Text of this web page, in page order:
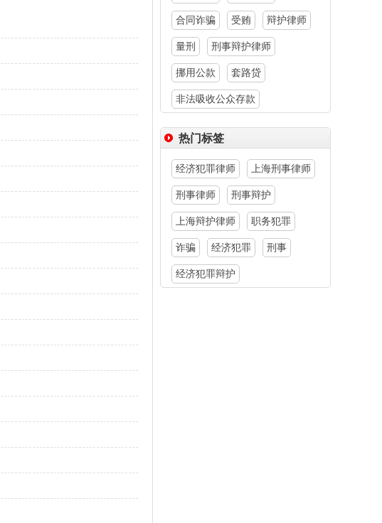
合同诈骗 受贿 辩护律师
量刑 刑事辩护律师
挪用公款 套路贷
非法吸收公众存款
热门标签
经济犯罪律师 上海刑事律师
刑事律师 刑事辩护
上海辩护律师 职务犯罪
诈骗 经济犯罪 刑事
经济犯罪辩护